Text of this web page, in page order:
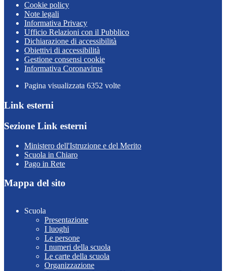
Cookie policy
Note legali
Informativa Privacy
Ufficio Relazioni con il Pubblico
Dichiarazione di accessibilità
Obiettivi di accessibilità
Gestione consensi cookie
Informativa Coronavirus
Pagina visualizzata 6352 volte
Link esterni
Sezione Link esterni
Ministero dell'Istruzione e del Merito
Scuola in Chiaro
Pago in Rete
Mappa del sito
Scuola
Presentazione
I luoghi
Le persone
I numeri della scuola
Le carte della scuola
Organizzazione